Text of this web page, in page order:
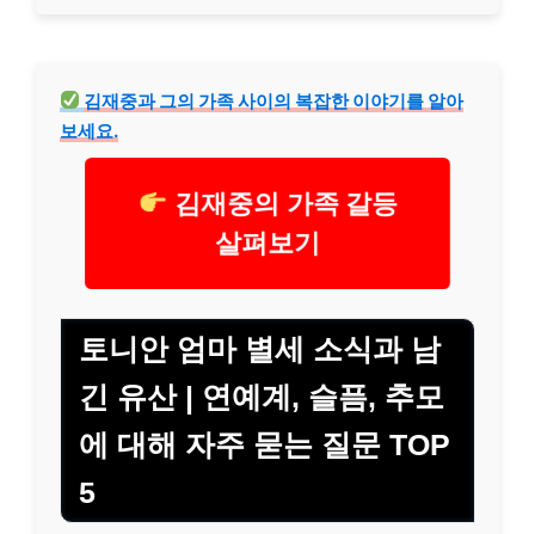
김재중과 그의 가족 사이의 복잡한 이야기를 알아
보세요.
김재중의 가족 갈등
살펴보기
토니안 엄마 별세 소식과 남
긴 유산 | 연예계, 슬픔, 추모
에 대해 자주 묻는 질문 TOP
5